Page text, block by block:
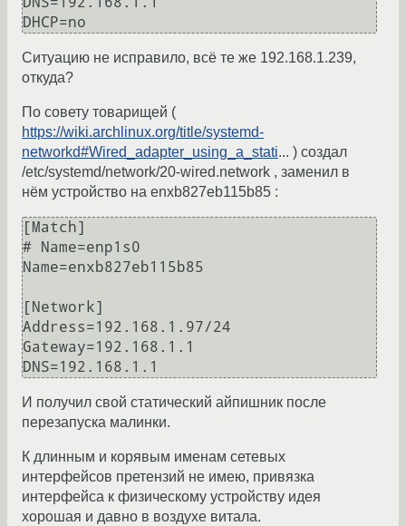
DHCP=no
Ситуацию не исправило, всё те же 192.168.1.239,
откуда?
По совету товарищей (
https://wiki.archlinux.org/title/systemd-
networkd#Wired_adapter_using_a_stati... ) создал
/etc/systemd/network/20-wired.network , заменил в
нём устройство на enxb827eb115b85 :
[Match]
# Name=enp1s0
Name=enxb827eb115b85
[Network]
Address=192.168.1.97/24
Gateway=192.168.1.1
DNS=192.168.1.1
И получил свой статический айпишник после
перезапуска малинки.
К длинным и корявым именам сетевых
интерфейсов претензий не имею, привязка
интерфейса к физическому устройству идея
хорошая и давно в воздухе витала.